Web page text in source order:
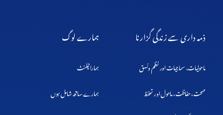
ذمہ داری سے زندگی گزارنا
ماحولیات، سماجیات اور نظم ونسق
صحت، حفاظت، ماحول اور تحفظ
ہمارے لوگ
ہمارا ٹیلنٹ
ہمارے ساتھ شامل ہوں